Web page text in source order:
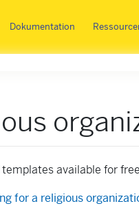
Dokumentation
available for
for a religious